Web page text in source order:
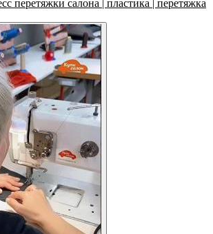
перетяжки салона | пластика | перетяжка